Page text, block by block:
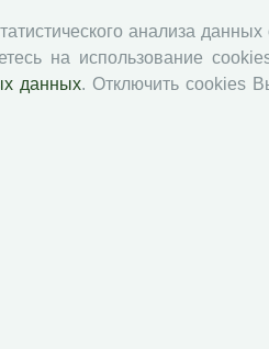
Вопросы территориального
Социальное пространство
анализа данных
на использование
данных. Отключить cookies